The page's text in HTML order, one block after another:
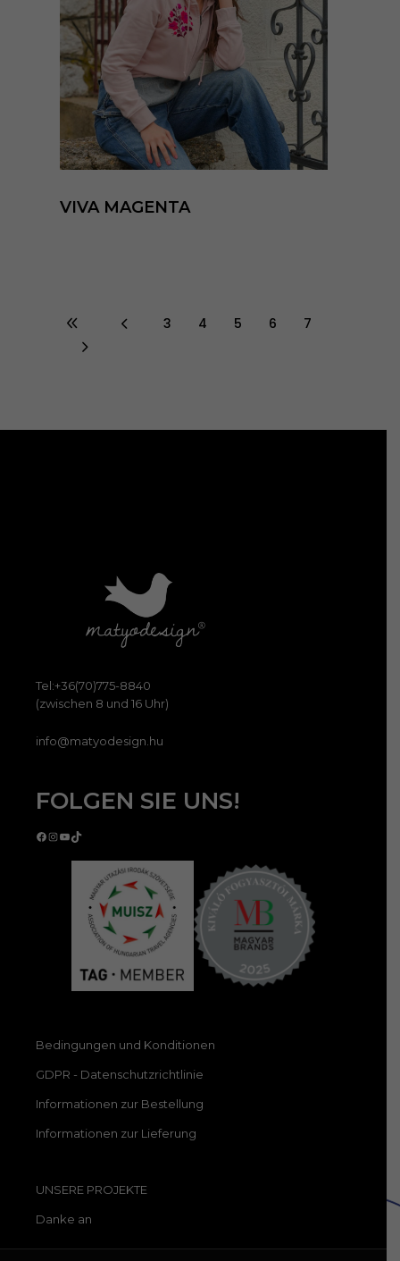
VIVA MAGENTA
3 4 5 6 7
Tel:+36(70)775-8840
(zwischen 8 und 16 Uhr)
info@matyodesign.hu
FOLGEN SIE UNS!
Facebook
Instagram
YouTube
TikTok
Bedingungen und Konditionen
GDPR - Datenschutzrichtlinie
Informationen zur Bestellung
Informationen zur Lieferung
UNSERE PROJEKTE
Danke an